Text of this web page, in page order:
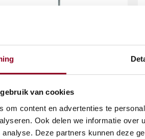
van cookies
om content en advertenties te
Ook delen we informatie
analyse. Deze partners kunnen deze
Ø350cm. Zwart incl.
60,07(excl. btw)